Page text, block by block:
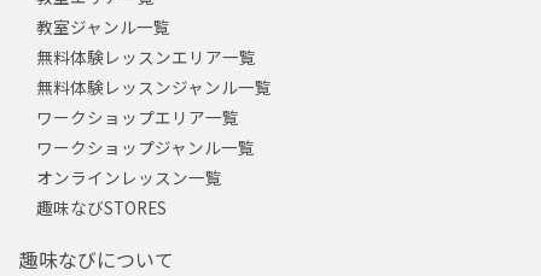
教室ジャンル一覧
無料体験レッスンエリア一覧
無料体験レッスンジャンル一覧
ワークショップエリア一覧
ワークショップジャンル一覧
オンラインレッスン一覧
趣味なびSTORES
趣味なびについて